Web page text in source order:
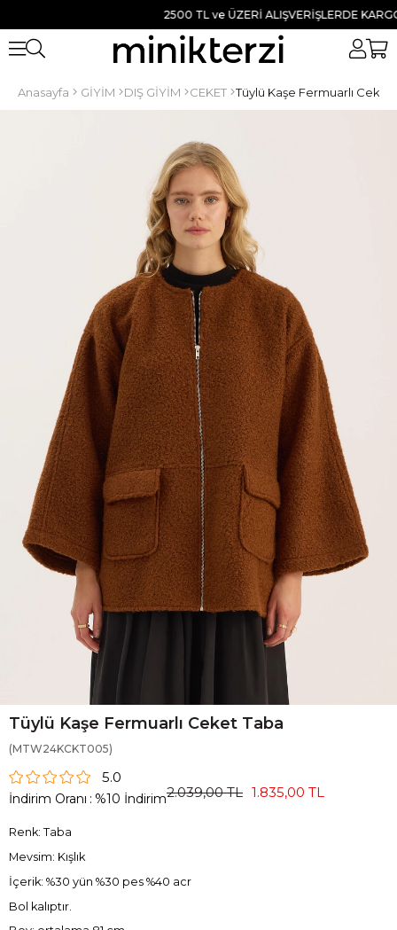
2500 TL ve ÜZERİ ALIŞVERİŞLERDE KARGO
Anasayfa GİYİM DIŞ GİYİM CEKET Tüylü Kaşe Fermuarlı Ceket
Tüylü Kaşe Fermuarlı Ceket Taba
(MTW24KCKT005)
5.0
İndirim Oranı : %10 İndirim2.039,00 TL 1.835,00 TL
Renk: Taba
Mevsim: Kışlık
İçerik: %30 yün %30 pes %40 acr
Bol kalıptır.